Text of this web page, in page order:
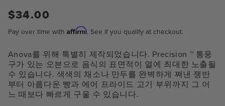
정
가
격
$34.00
Pay over time with Affirm. See if you qualify at checkout.
Anova를 위해 특별히 제작되었습니다. Precision ™ 통풍
구가 있는 오븐으로 음식의 표면적이 열에 최대한 노출될
수 있습니다. 색색의 채소나 만두를 완벽하게 쪄낸 쟁반
부터 아름다운 빵과 에어 프라이드 고기 부위까지 그 어
느 때보다 빠르게 구울 수 있습니다.